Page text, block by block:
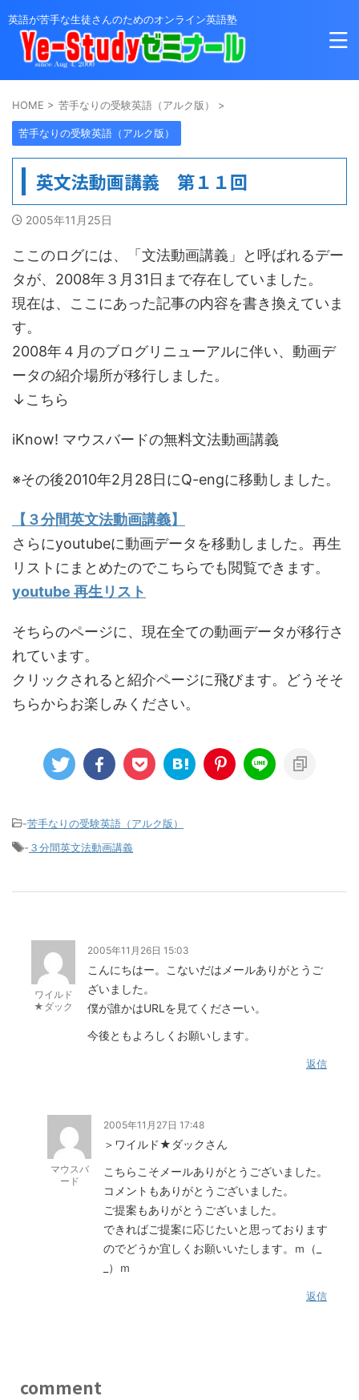
英語が苦手な生徒さんのためのオンライン英語塾
HOME > 苦手なりの受験英語（アルク版） >
苦手なりの受験英語（アルク版）
英文法動画講義 第１１回
2005年11月25日
ここのログには、「文法動画講義」と呼ばれるデー
タが、2008年３月31日まで存在していました。
現在は、ここにあった記事の内容を書き換えていま
す。
2008年４月のブログリニューアルに伴い、動画デ
ータの紹介場所が移行しました。
↓こちら
iKnow! マウスバードの無料文法動画講義
※その後2010年2月28日にQ-engに移動しました。
【３分間英文法動画講義】
さらにyoutubeに動画データを移動しました。再生
リストにまとめたのでこちらでも閲覧できます。
youtube 再生リスト
そちらのページに、現在全ての動画データが移行さ
れています。
クリックされると紹介ページに飛びます。どうそそ
ちらからお楽しみください。
-苦手なりの受験英語（アルク版）
- ３分間英文法動画講義
ワイルド
★ダック
2005年11月26日 15:03
こんにちはー。こないだはメールありがとうご
ざいました。
僕が誰かはURLを見てくださーい。
今後ともよろしくお願いします。
返信
マウスバ
ード
2005年11月27日 17:48
＞ワイルド★ダックさん
こちらこそメールありがとうございました。
コメントもありがとうございました。
ご提案もありがとうございました。
できればご提案に応じたいと思っております
のでどうか宜しくお願いいたします。ｍ（_
_）ｍ
返信
comment